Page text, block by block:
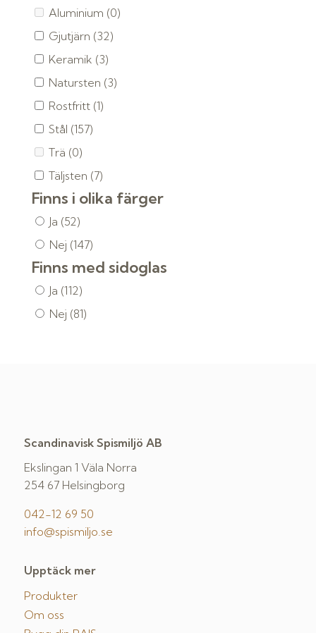
Aluminium (0)
Gjutjärn (32)
Keramik (3)
Natursten (3)
Rostfritt (1)
Stål (157)
Trä (0)
Täljsten (7)
Finns i olika färger
Ja (52)
Nej (147)
Finns med sidoglas
Ja (112)
Nej (81)
Scandinavisk Spismiljö AB
Ekslingan 1 Väla Norra
254 67 Helsingborg
042-12 69 50
info@spismiljo.se
Upptäck mer
Produkter
Om oss